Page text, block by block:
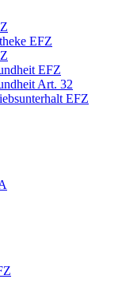
EFZ
EFZ
Art. 32
EFZ